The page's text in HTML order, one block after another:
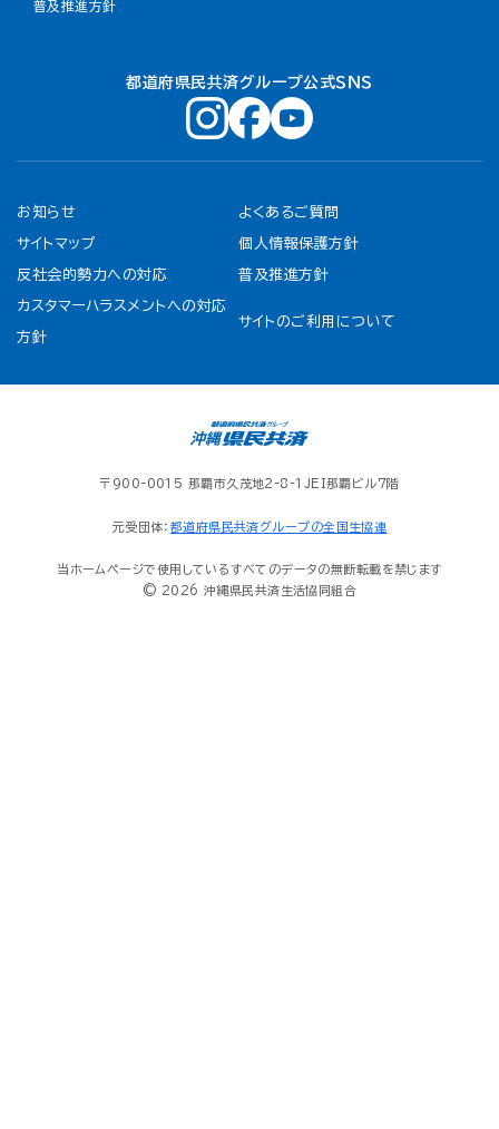
普及推進方針
都道府県民共済グループ公式ＳＮＳ
お知らせ よくあるご質問
サイトマップ 個人情報保護方針
反社会的勢力への対応 普及推進方針
カスタマーハラスメントへの対応
方針
サイトのご利用について
〒900-0015 那覇市久茂地2-8-1JEI那覇ビル7階
元受団体： 都道府県民共済グループの全国生協連
当ホームページで使用しているすべてのデータの無断転載を禁じます
© 2026 沖縄県民共済生活協同組合